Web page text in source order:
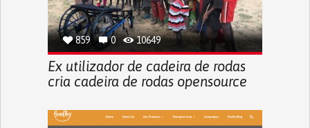
859 0 10649
Ex utilizador de cadeira de rodas
cria cadeira de rodas opensource